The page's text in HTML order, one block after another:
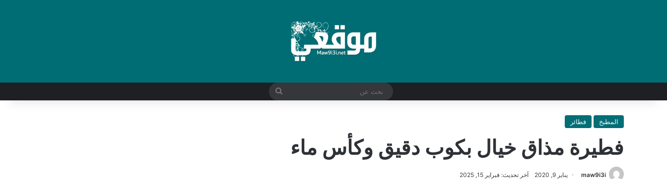
بحث
المطبخ فطائر
فطيرة مذاق خيال بكوب دقيق وكأس ماء
maw9i3i يناير 9, 2020 آخر تحديث: فبراير 15, 2025